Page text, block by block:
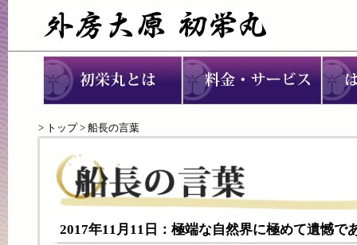
> トップ> 船長の言葉
2017年11月11日：極端な自然界に極めて遺憾で